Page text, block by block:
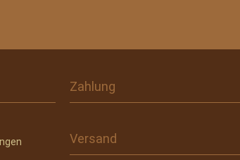
Zahlung
Versand